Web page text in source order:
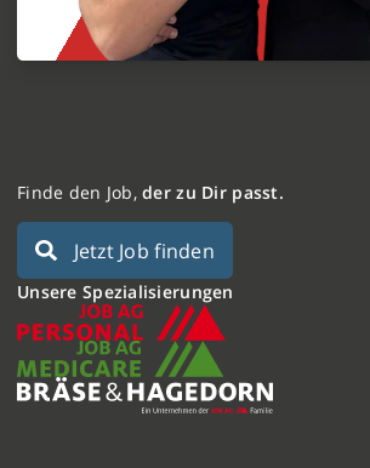
Finde den Job,der zu Dir passt.
Jetzt Job finden
Unsere Spezialisierungen